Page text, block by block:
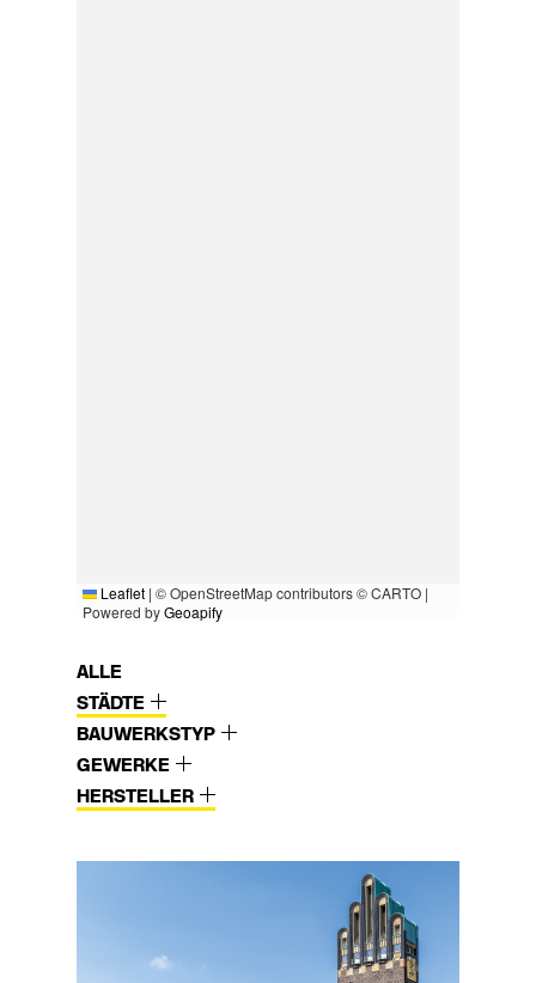
Leaflet | © OpenStreetMap contributors © CARTO |
Powered byGeoapify
ALLE
STÄDTE
BAUWERKSTYP
GEWERKE
HERSTELLER